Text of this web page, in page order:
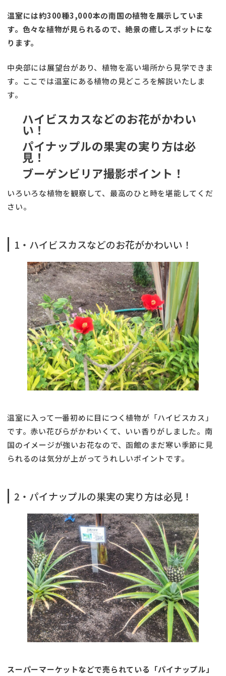
温室には約300種3,000本の南国の植物を展示していま
す。色々な植物が見られるので、絶景の癒しスポットにな
ります。
中央部には展望台があり、植物を高い場所から見学できま
す。ここでは温室にある植物の見どころを解説いたしま
す。
ハイビスカスなどのお花がかわい
い！
パイナップルの果実の実り方は必
見！
ブーゲンビリア撮影ポイント！
いろいろな植物を観察して、最高のひと時を堪能してくだ
さい。
1・ハイビスカスなどのお花がかわいい！
温室に入って一番初めに目につく植物が「ハイビスカス」
です。赤い花びらがかわいくて、いい香りがしました。南
国のイメージが強いお花なので、函館のまだ寒い季節に見
られるのは気分が上がってうれしいポイントです。
2・パイナップルの果実の実り方は必見！
スーパーマーケットなどで売られている「パイナップル」